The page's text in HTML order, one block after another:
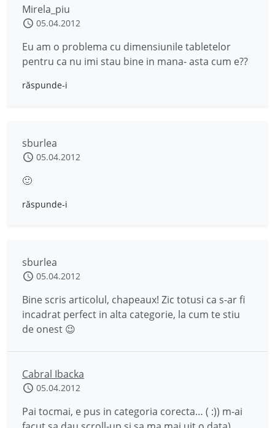
Mirela_piu
05.04.2012
Eu am o problema cu dimensiunile tabletelor
pentru ca nu imi stau bine in mana- asta cum e??
răspunde-i
sburlea
05.04.2012
🙂
răspunde-i
sburlea
05.04.2012
Bine scris articolul, chapeaux! Zic totusi ca s-ar fi
incadrat perfect in alta categorie, la cum te stiu
de onest 😉
Cabral Ibacka
05.04.2012
Pai tocmai, e pus in categoria corecta… ( :)) m-ai